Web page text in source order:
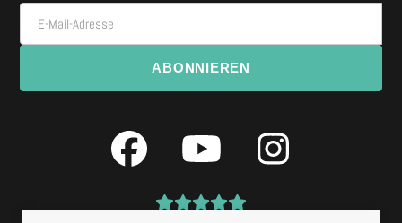
E-Mail-Adresse
ABONNIEREN
Facebook
YouTube